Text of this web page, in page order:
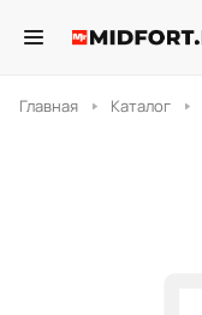
Главная Каталог